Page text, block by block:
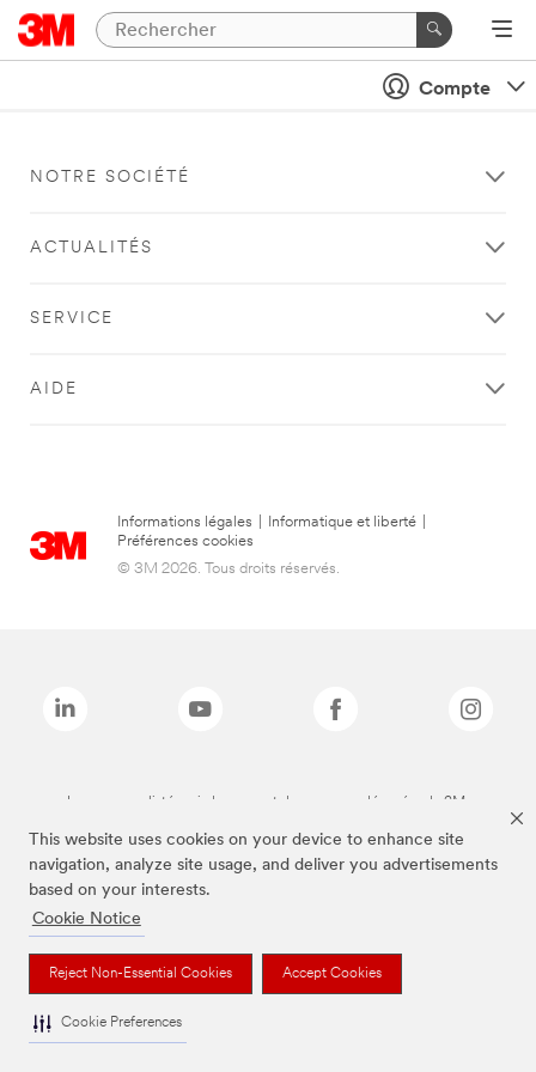
This website uses cookies on your device to enhance site
navigation, analyze site usage, and deliver you advertisements
based on your interests.
Cookie Notice
Reject Non-Essential Cookies Accept Cookies
Cookie Preferences
Compte
NOTRE SOCIÉTÉ
ACTUALITÉS
SERVICE
AIDE
Informations légales Informatique et liberté
Préférences cookies
© 3M 2026. Tous droits réservés.
Les marques listées ci-dessus sont des marques déposées de 3M.